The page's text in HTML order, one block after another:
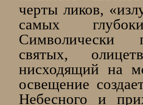
черты ликов,
самых
Символически
святых,
нисходящий на
освещение
Небесного и